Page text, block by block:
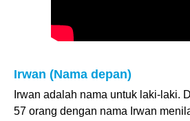
Irwan (Nama depan)
Irwan adalah nama untuk laki-laki.
57 orang dengan nama Irwan